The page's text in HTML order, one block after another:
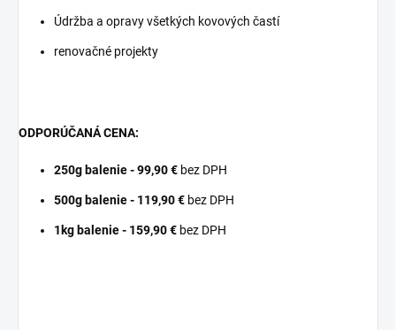
Údržba a opravy všetkých kovových častí
renovačné projekty
ODPORÚČANÁ CENA:
250g balenie -99,90 € bez DPH
500g balenie - 119,90 € bez DPH
1kg balenie - 159,90 € bez DPH